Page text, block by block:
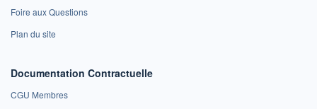
Foire aux Questions
Plan du site
Documentation Contractuelle
CGU Membres